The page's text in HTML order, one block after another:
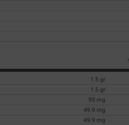
1.5 gr
1.5 gr
95 mg
49.9 mg
49.9 mg